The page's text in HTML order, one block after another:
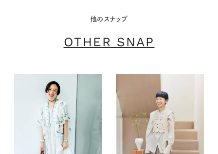
他のスナップ
OTHER SNAP